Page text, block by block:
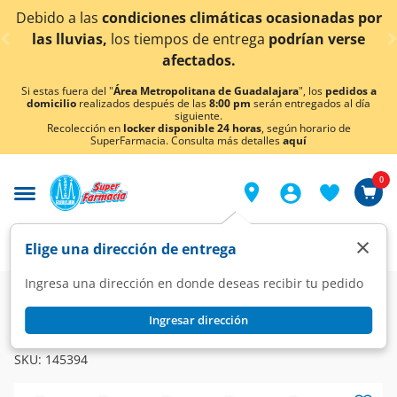
< div class="carousel-inner">
ocasionadas por
entregapodrían verse
¡Ahora también en
Si estas fuera del "Área Metropolitana de Guadalajara", los pedidos a
domicilio realizados después de las8:00 pm serán entregados al día
siguiente.
Recolección en locker disponible 24 horas, según horario de
SuperFarmacia. Consulta más detallesaquí
Elige una dirección de entrega
Ingresa una dirección en donde deseas recibir tu pedido
Ingresar dirección
×
0
Farmacia Medicina Digestivo Laxantes
Senosiain Niño, 10 Supositorios.
SKU: 145394